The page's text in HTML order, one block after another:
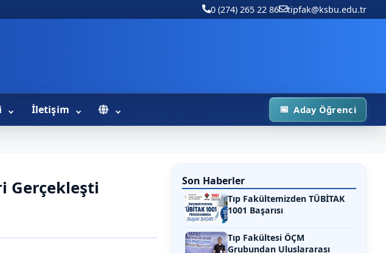
0 (274) 265 22 86 tipfak@ksbu.edu.tr
İletişim Aday Öğrenci
Gerçekleşti Son Haberler
Tıp Fakültemizden TÜBİTAK
1001 Başarısı
Tıp Fakültesi ÖÇM
Grubundan Uluslararası